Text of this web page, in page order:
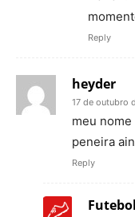
Reply
heyder
17 de outubro
meu
peneira
Reply